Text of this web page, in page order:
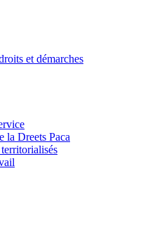
et démarches
la Dreets Paca